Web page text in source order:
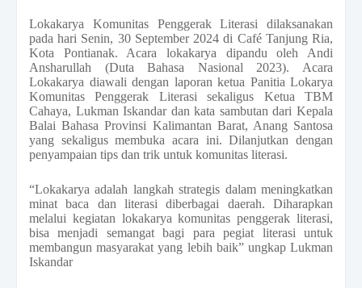
Lokakarya Komunitas Penggerak Literasi dilaksanakan
pada hari Senin, 30 September 2024 di Café Tanjung Ria,
Kota Pontianak. Acara lokakarya dipandu oleh Andi
Ansharullah (Duta Bahasa Nasional 2023). Acara
Lokakarya diawali dengan laporan ketua Panitia Lokarya
Komunitas Penggerak Literasi sekaligus Ketua TBM
Cahaya, Lukman Iskandar dan kata sambutan dari Kepala
Balai Bahasa Provinsi Kalimantan Barat, Anang Santosa
yang sekaligus membuka acara ini. Dilanjutkan dengan
penyampaian tips dan trik untuk komunitas literasi.
“Lokakarya adalah langkah strategis dalam meningkatkan
minat baca dan literasi diberbagai daerah. Diharapkan
melalui kegiatan lokakarya komunitas penggerak literasi,
bisa menjadi semangat bagi para pegiat literasi untuk
membangun masyarakat yang lebih baik” ungkap Lukman
Iskandar